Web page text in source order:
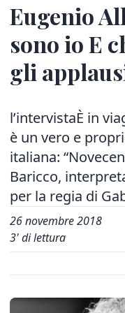
Eugenio
sono io E
gli
l’intervistaÈ in
è un vero e
italiana:
Baricco,
per la regia di
26 novembre 2018
3' di lettura